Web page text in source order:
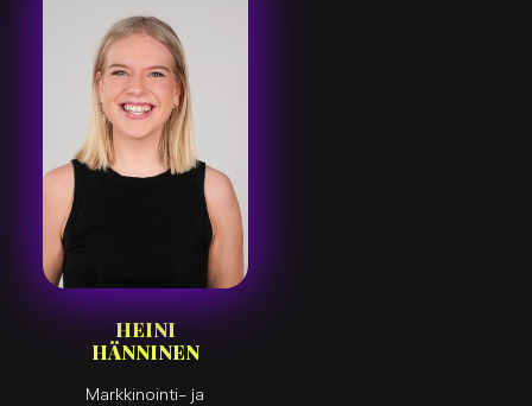
HEINI
HÄNNINEN
Markkinointi- ja